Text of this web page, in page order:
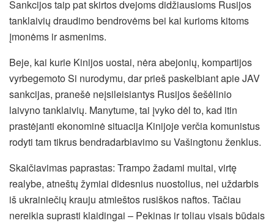
Sankcijos taip pat skirtos dvejoms didžiausioms Rusijos
tanklaivių draudimo bendrovėms bei kai kurioms kitoms
įmonėms ir asmenims.
Beje, kai kurie Kinijos uostai, nėra abejonių, kompartijos
vyrbegemoto Si nurodymu, dar prieš paskelbiant apie JAV
sankcijas, pranešė neįsileisiantys Rusijos šešėlinio
laivyno tanklaivių. Manytume, tai įvyko dėl to, kad itin
prastėjanti ekonominė situacija Kinijoje verčia komunistus
rodyti tam tikrus bendradarbiavimo su Vašingtonu ženklus.
Skaičiavimas paprastas: Trampo žadami muitai, virtę
realybe, atneštų žymiai didesnius nuostolius, nei uždarbis
iš ukrainiečių krauju atmieštos rusiškos naftos. Tačiau
nereikia suprasti klaidingai – Pekinas ir toliau visais būdais